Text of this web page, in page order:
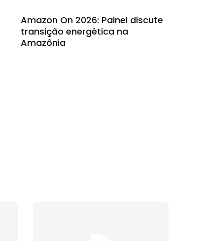
Amazon On 2026: Painel discute
transição energética na
Amazônia